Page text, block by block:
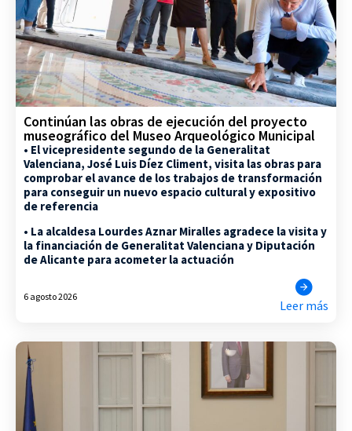
Continúan las obras de ejecución del proyecto
museográfico del Museo Arqueológico Municipal
• El vicepresidente segundo de la Generalitat
Valenciana, José Luis Díez Climent, visita las obras para
comprobar el avance de los trabajos de transformación
para conseguir un nuevo espacio cultural y expositivo
de referencia
• La alcaldesa Lourdes Aznar Miralles agradece la visita y
la financiación de Generalitat Valenciana y Diputación
de Alicante para acometer la actuación
6 agosto 2026
Leer más